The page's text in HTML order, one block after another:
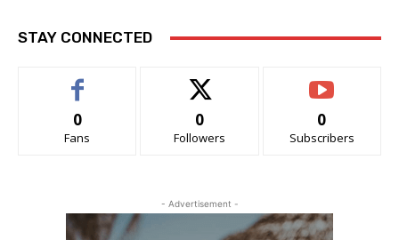
STAY CONNECTED
0
Fans
0
Followers
0
Subscribers
- Advertisement -